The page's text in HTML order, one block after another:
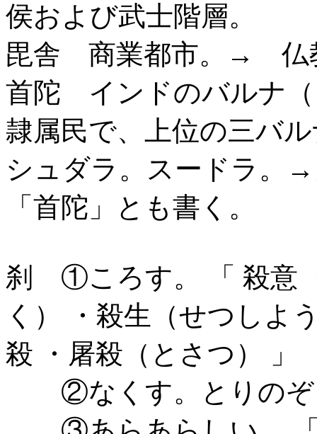
侯および武士階層。
毘舎 商業都市。→ 仏
首陀 インドのバルナ（
隷属民で、上位の三バ
シュダラ。スードラ。
「首陀」とも書く。
刹 ①ころす。 「 殺意
く） ・殺生（せつしよ
殺 ・屠殺（とさつ） 」
②なくす。とりのぞ